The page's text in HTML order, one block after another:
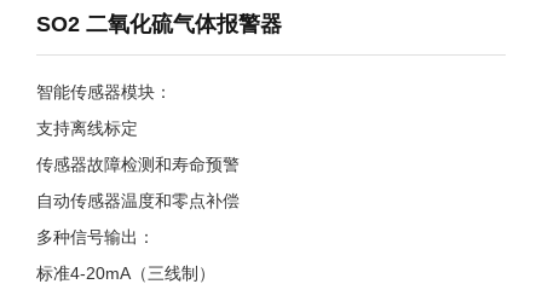
SO2 二氧化硫气体报警器
智能传感器模块：
支持离线标定
传感器故障检测和寿命预警
自动传感器温度和零点补偿
多种信号输出：
标准4-20mA（三线制）